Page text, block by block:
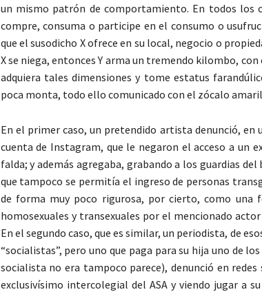
un mismo patrón de comportamiento. En todos los
compre, consuma o participe en el consumo o
que el susodicho X ofrece en su local, negocio o
X se niega, entonces Y arma un tremendo kilombo,
adquiera tales dimensiones y tome estatus
poca monta, todo ello comunicado con el zócalo
En el primer caso, un pretendido artista denunció, en
cuenta de Instagram, que le negaron el acceso a un
falda; y además agregaba, grabando a los guardias
que tampoco se permitía el ingreso de personas
de forma muy poco rigurosa, por cierto, como una
homosexuales y transexuales por el mencionado
En el segundo caso, que es similar, un periodista, de
“socialistas”, pero uno que paga para su hija uno de
socialista no era tampoco parece), denunció en
exclusivísimo intercolegial del ASA y viendo jugar a